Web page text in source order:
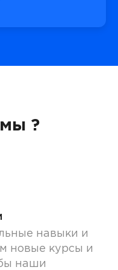
?
навыки и
новые курсы и
наши